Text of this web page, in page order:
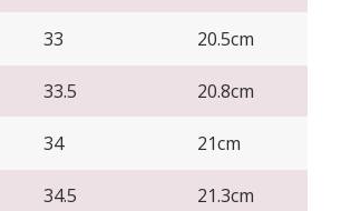
33 20.5cm
33.5 20.8cm
34 21cm
34.5 21.3cm